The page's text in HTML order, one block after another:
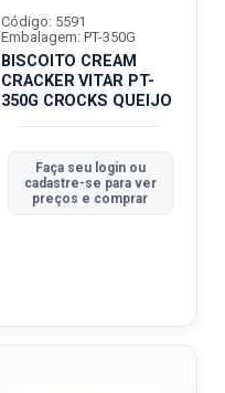
BISCOITO CREAM
CRACKER VITAR PT-
350G CROCKS QUEIJO
Código: 5591
Embalagem: PT-350G
Faça seu login ou
cadastre-se para ver
preços e comprar